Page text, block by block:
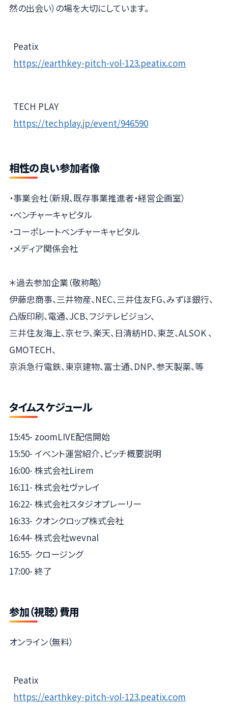
然の出会い）の場を大切にしています。
Peatix
https://earthkey-pitch-vol-123.peatix.com
TECH PLAY
https://techplay.jp/event/946590
相性の良い参加者像
・事業会社（新規、既存事業推進者・経営企画室）
・ベンチャーキャピタル
・コーポレートベンチャーキャピタル
・メディア関係会社
＊過去参加企業（敬称略）
伊藤忠商事、三井物産、NEC、三井住友FG、みずほ銀行、
凸版印刷、電通、JCB、フジテレビジョン、
​三井住友海上、京セラ、楽天、日清紡HD、東芝、ALSOK 、
GMOTECH、
京浜急行電鉄、東京建物、富士通、DNP、参天製薬、等
タイムスケジュール
15:45- zoomLIVE配信開始
15:50- イベント運営紹介、ピッチ概要説明
16:00- 株式会社Lirem
16:11- 株式会社ヴァレイ
16:22- 株式会社スタジオプレーリー
16:33- クオンクロップ株式会社
16:44- 株式会社wevnal
16:55- クロージング
17:00- 終了
参加（視聴）費用
オンライン（無料）
Peatix
https://earthkey-pitch-vol-123.peatix.com